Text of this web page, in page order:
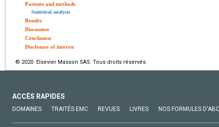
Patients and methods
Statistical analysis
Results
Discussion
Conclusion
Disclosure of interest
© 2020 Elsevier Masson SAS. Tous droits réservés.
ACCÈS RAPIDES
DOMAINES TRAITÉS EMC REVUES LIVRES NOS FORMULES